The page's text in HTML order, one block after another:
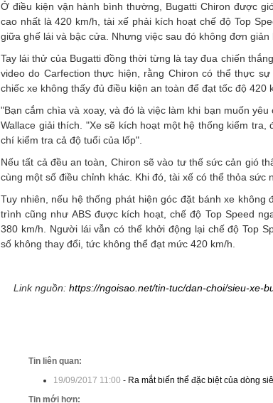
Ở điều kiện vận hành bình thường, Bugatti Chiron được
cao nhất là 420 km/h, tài xế phải kích hoạt chế độ Top
giữa ghế lái và bậc cửa. Nhưng việc sau đó không đơn giản
Tay lái thử của Bugatti đồng thời từng là tay đua chiến
video do Carfection thực hiện, rằng Chiron có thể thực
chiếc xe không thấy đủ điều kiện an toàn để đạt tốc độ 420
"Bạn cắm chìa và xoay, và đó là việc làm khi bạn muốn
Wallace giải thích. "Xe sẽ kích hoạt một hệ thống kiểm
chí kiểm tra cả độ tuổi của lốp".
Nếu tất cả đều an toàn, Chiron sẽ vào tư thế sức cản gió
cùng một số điều chỉnh khác. Khi đó, tài xế có thể thỏa sức
Tuy nhiên, nếu hệ thống phát hiện góc đặt bánh xe không
trình cũng như ABS được kích hoạt, chế độ Top Speed
380 km/h. Người lái vẫn có thể khởi động lại chế độ Top
số không thay đổi, tức không thể đạt mức 420 km/h.
Link nguồn: https://ngoisao.net/tin-tuc/dan-choi/sieu-xe-
Tin liên quan:
19/09/2017 11:00 - Ra mắt biến thể đặc biệt của dòng
Tin mới hơn: